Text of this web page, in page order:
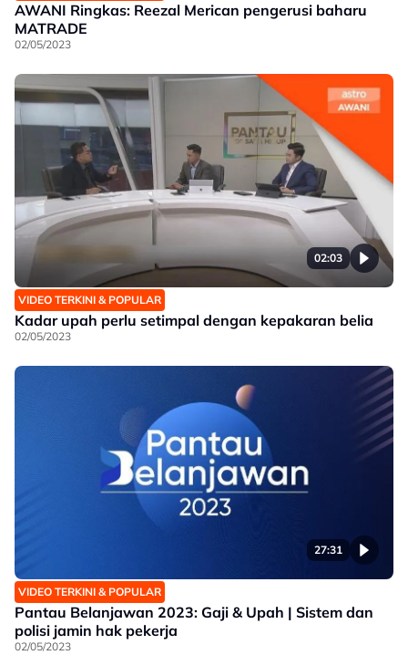
AWANI Ringkas: Reezal Merican pengerusi baharu
MATRADE
02/05/2023
02:03
VIDEO TERKINI & POPULAR
Kadar upah perlu setimpal dengan kepakaran belia
02/05/2023
27:31
VIDEO TERKINI & POPULAR
Pantau Belanjawan 2023: Gaji & Upah | Sistem dan
polisi jamin hak pekerja
02/05/2023